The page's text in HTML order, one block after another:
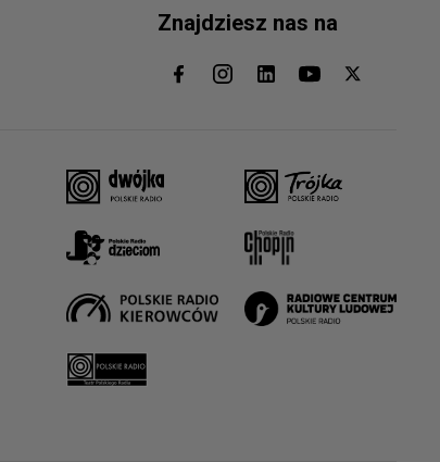
Znajdziesz nas na